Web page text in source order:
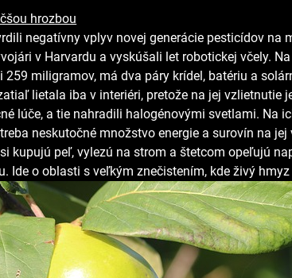
hrozbou
negatívny vplyv novej generácie pesticídov na
v Harvardu a vyskúšali let robotickej včely.
259 miligramov, má dva páry krídel, batériu a
lietala iba v interiéri, pretože na jej vzlietnutie
lúče, a tie nahradili halogénovými svetlami. Na
neskutočné množstvo energie a surovín na jej
kupujú peľ, vylezú na strom a štetcom opeľujú
Ide o oblasti s veľkým znečistením, kde živý